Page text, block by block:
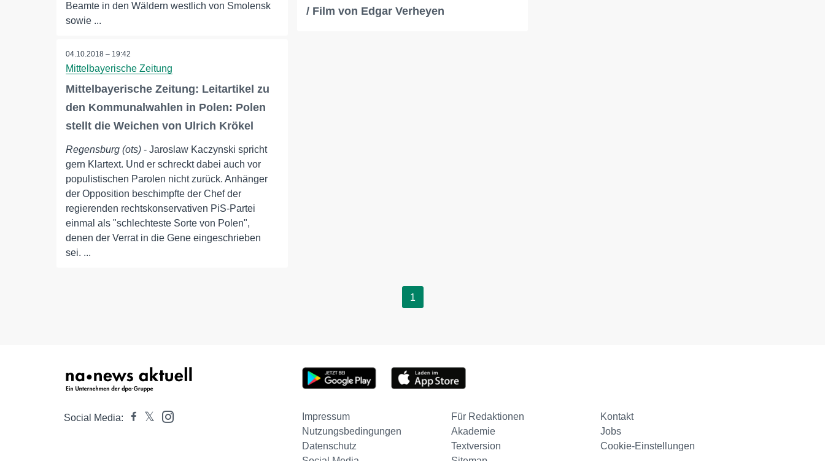
Beamte in den Wäldern westlich von Smolensk
sowie ...
/ Film von Edgar Verheyen
04.10.2018 – 19:42
Mittelbayerische Zeitung
Mittelbayerische Zeitung: Leitartikel zu
den Kommunalwahlen in Polen: Polen
stellt die Weichen von Ulrich Krökel
Regensburg (ots) - Jaroslaw Kaczynski spricht
gern Klartext. Und er schreckt dabei auch vor
populistischen Parolen nicht zurück. Anhänger
der Opposition beschimpfte der Chef der
regierenden rechtskonservativen PiS-Partei
einmal als "schlechteste Sorte von Polen",
denen der Verrat in die Gene eingeschrieben
sei. ...
1
Social Media: Impressum Für Redaktionen
Kontakt
Nutzungsbedingungen
Akademie
Jobs
Datenschutz
Textversion
Cookie-Einstellungen